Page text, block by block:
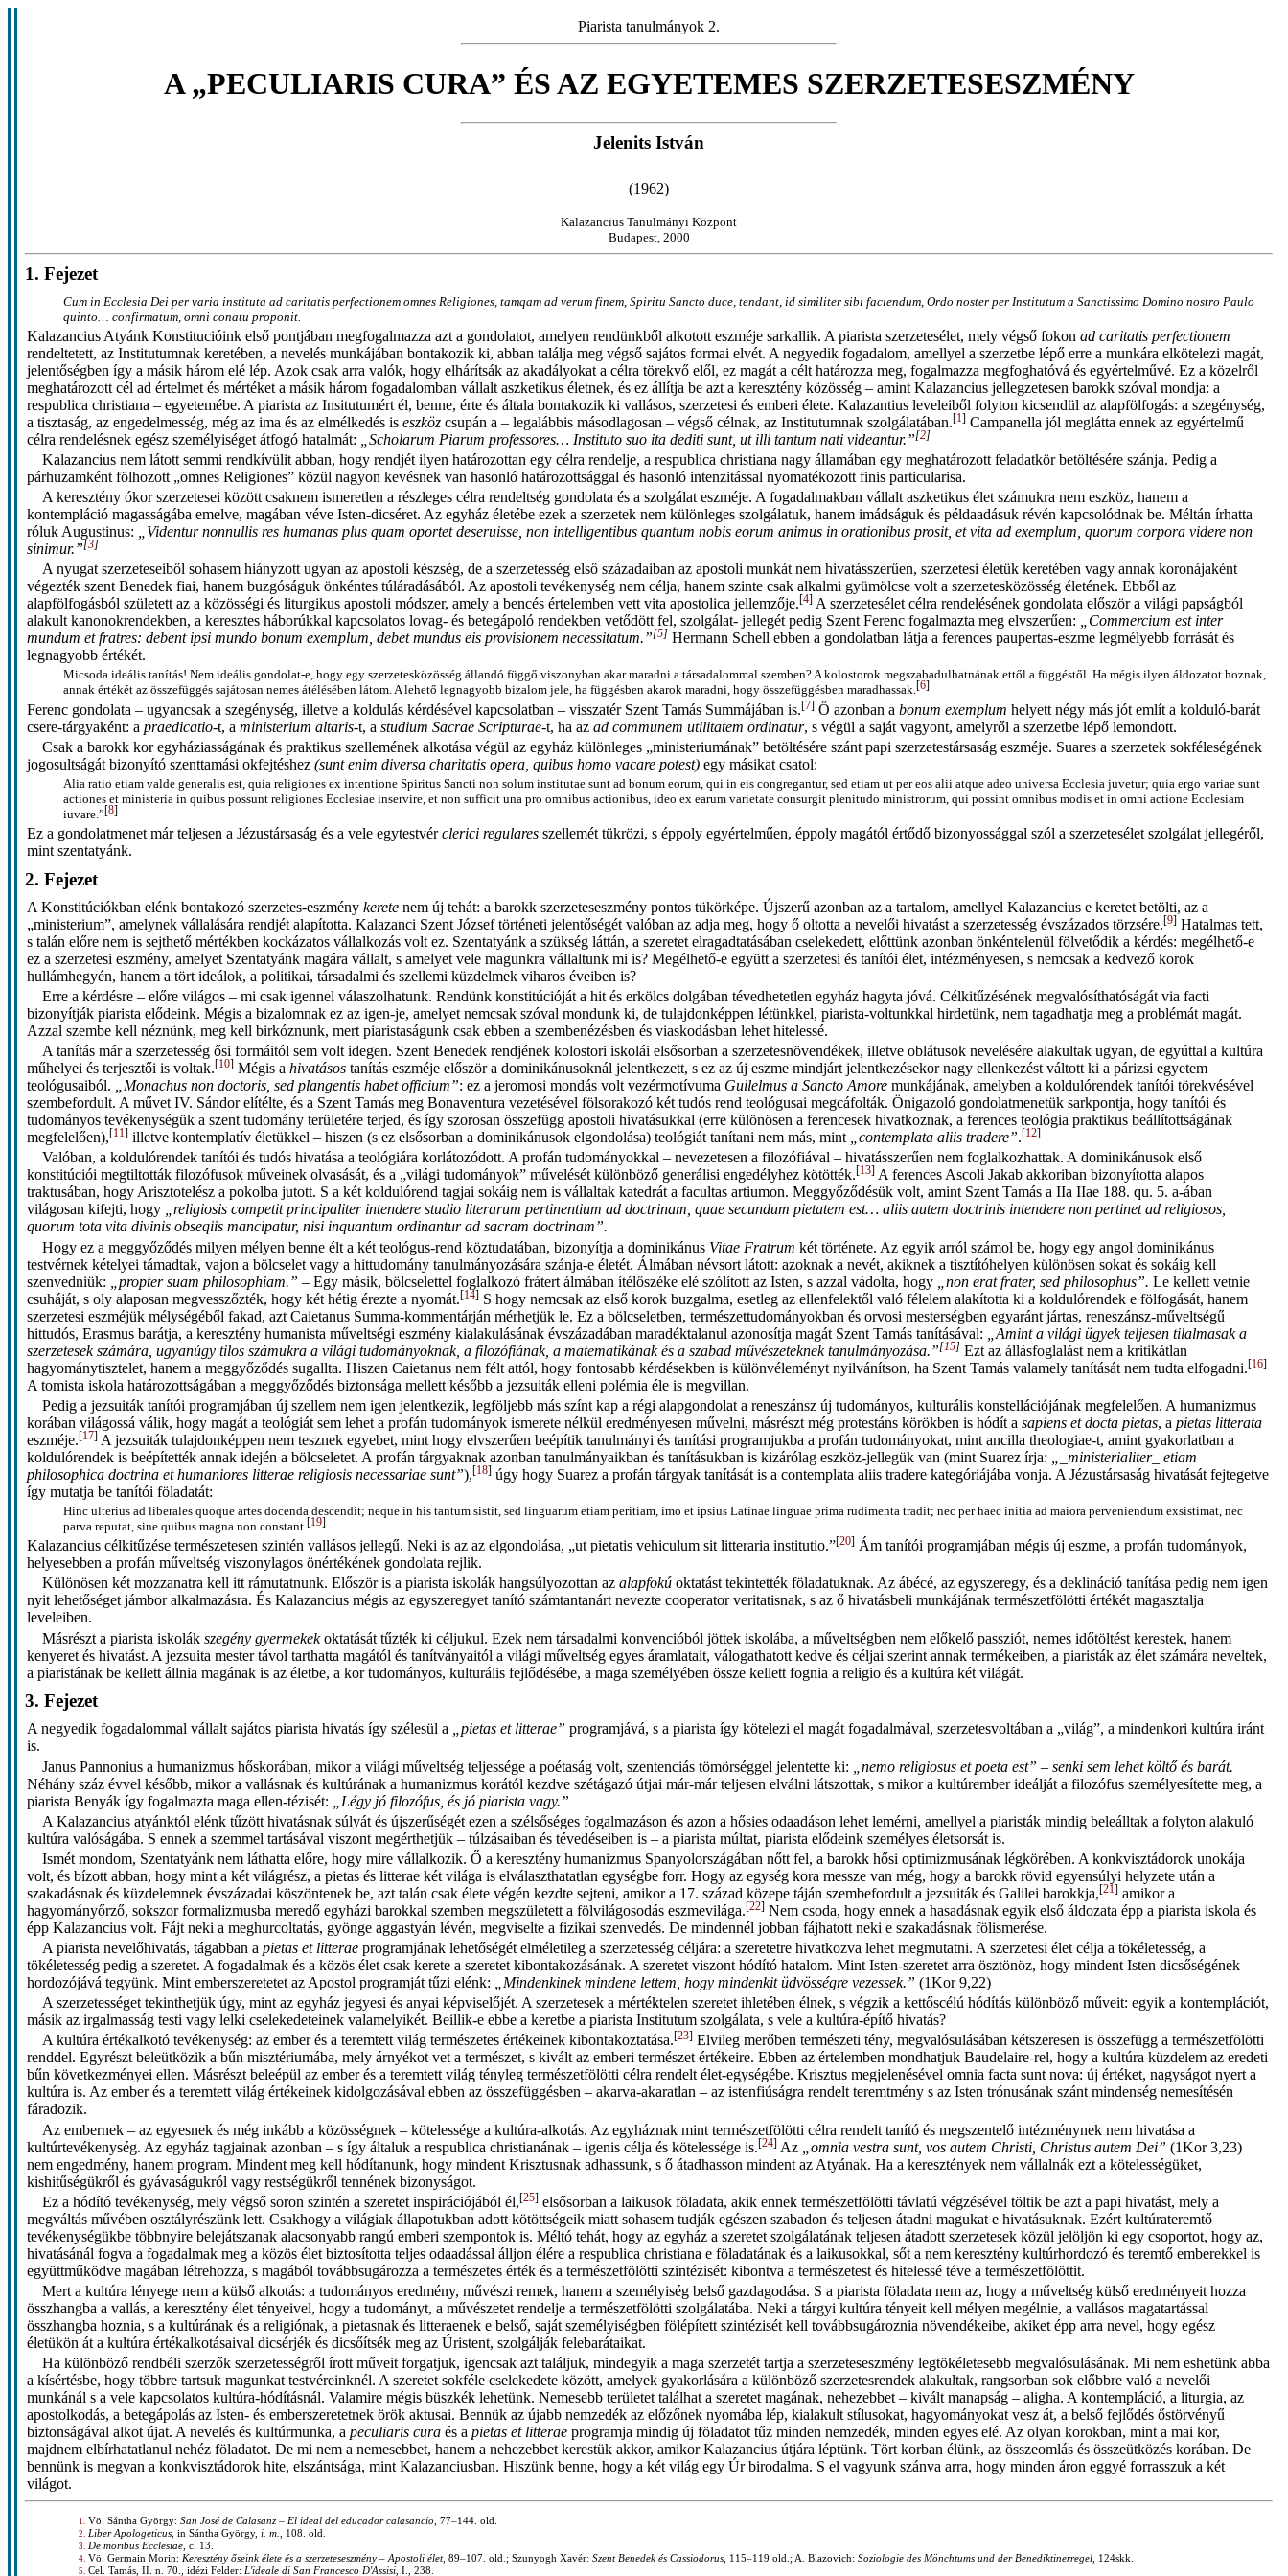
Piarista tanulmányok 2.
A „PECULIARIS CURA” ÉS AZ EGYETEMES SZERZETESESZMÉNY
Jelenits István
(1962)
Kalazancius Tanulmányi Központ
Budapest, 2000
1. Fejezet
Cum in Ecclesia Dei per varia instituta ad caritatis perfectionem omnes Religiones, tamqam ad verum finem, Spiritu Sancto duce, tendant, id similiter sibi faciendum, Ordo noster per Institutum a Sanctissimo Domino nostro Paulo
quinto… confirmatum, omni conatu proponit.
Kalazancius Atyánk Konstitucióink első pontjában megfogalmazza azt a gondolatot, amelyen rendünkből alkotott eszméje sarkallik. A piarista szerzetesélet, mely végső fokonad caritatis perfectionem
rendeltetett, az Institutumnak keretében, a nevelés munkájában bontakozik ki, abban találja meg végső sajátos formai elvét. A negyedik fogadalom, amellyel a szerzetbe lépő erre a munkára elkötelezi magát,
jelentőségben így a másik három elé lép. Azok csak arra valók, hogy elhárítsák az akadályokat a célra törekvő elől, ez magát a célt határozza meg, fogalmazza megfoghatóvá és egyértelművé. Ez a közelről
meghatározott cél ad értelmet és mértéket a másik három fogadalomban vállalt aszketikus életnek, és ez állítja be azt a keresztény közösség – amint Kalazancius jellegzetesen barokk szóval mondja: a
respublica christiana – egyetemébe. A piarista az Insitutumért él, benne, érte és általa bontakozik ki vallásos, szerzetesi és emberi élete. Kalazantius leveleiből folyton kicsendül az alapfölfogás: a szegénység,
a tisztaság, az engedelmesség, még az ima és az elmélkedés iseszköz csupán a – legalábbis másodlagosan – végső célnak, az Institutumnak szolgálatában.[1] Campanella jól meglátta ennek az egyértelmű
célra rendelésnek egész személyiséget átfogó hatalmát:
„Scholarum Piarum professores… Instituto suo ita dediti sunt, ut illi tantum nati videantur.”[2]
Kalazancius nem látott semmi rendkívülit abban, hogy rendjét ilyen határozottan egy célra rendelje, a respublica christiana nagy államában egy meghatározott feladatkör betöltésére szánja. Pedig a
párhuzamként fölhozott „omnes Religiones” közül nagyon kevésnek van hasonló határozottsággal és hasonló intenzitással nyomatékozott finis particularisa.
A keresztény ókor szerzetesei között csaknem ismeretlen a részleges célra rendeltség gondolata és a szolgálat eszméje. A fogadalmakban vállalt aszketikus élet számukra nem eszköz, hanem a
kontempláció magasságába emelve, magában véve Isten-dicséret. Az egyház életébe ezek a szerzetek nem különleges szolgálatuk, hanem imádságuk és példaadásuk révén kapcsolódnak be. Méltán írhatta
róluk Augustinus:
„Videntur nonnullis res humanas plus quam oportet deseruisse, non intelligentibus quantum nobis eorum animus in orationibus prosit, et vita ad exemplum, quorum corpora videre non
sinimur.”[3]
A nyugat szerzeteseiből sohasem hiányzott ugyan az apostoli készség, de a szerzetesség első századaiban az apostoli munkát nem hivatásszerűen, szerzetesi életük keretében vagy annak koronájaként
végezték szent Benedek fiai, hanem buzgóságuk önkéntes túláradásából. Az apostoli tevékenység nem célja, hanem szinte csak alkalmi gyümölcse volt a szerzetesközösség életének. Ebből az
alapfölfogásból született az a közösségi és liturgikus apostoli módszer, amely a bencés értelemben vett vita apostolica jellemzője.[4] A szerzetesélet célra rendelésének gondolata először a világi papságból
alakult kanonokrendekben, a keresztes háborúkkal kapcsolatos lovag- és betegápoló rendekben vetődött fel, szolgálat- jellegét pedig Szent Ferenc fogalmazta meg elvszerűen:
„Commercium est inter
mundum et fratres: debent ipsi mundo bonum exemplum, debet mundus eis provisionem necessitatum.”[5] Hermann Schell ebben a gondolatban látja a ferences paupertas-eszme legmélyebb forrását és
legnagyobb értékét.
Micsoda ideális tanítás! Nem ideális gondolat-e, hogy egy szerzetesközösség állandó függő viszonyban akar maradni a társadalommal szemben? A kolostorok megszabadulhatnának ettől a függéstől. Ha mégis ilyen áldozatot hoznak,
annak értékét az összefüggés sajátosan nemes átélésében látom. A lehető legnagyobb bizalom jele, ha függésben akarok maradni, hogy összefüggésben maradhassak.[6]
Ferenc gondolata – ugyancsak a szegénység, illetve a koldulás kérdésével kapcsolatban – visszatér Szent Tamás Summájában is.[7] Ő azonban abonum exemplum helyett négy más jót említ a kolduló-barát
csere-tárgyaként: apraedicatio-t, aministerium altaris-t, astudium Sacrae Scripturae-t, ha azad communem utilitatem ordinatur, s végül a saját vagyont, amelyről a szerzetbe lépő lemondott.
Csak a barokk kor egyháziasságának és praktikus szellemének alkotása végül az egyház különleges „ministeriumának” betöltésére szánt papi szerzetestársaság eszméje. Suares a szerzetek sokféleségének
jogosultságát bizonyító szenttamási okfejtéshez(sunt enim diversa charitatis opera, quibus homo vacare potest) egy másikat csatol:
Alia ratio etiam valde generalis est, quia religiones ex intentione Spiritus Sancti non solum institutae sunt ad bonum eorum, qui in eis congregantur, sed etiam ut per eos alii atque adeo universa Ecclesia juvetur; quia ergo variae sunt
actiones et ministeria in quibus possunt religiones Ecclesiae inservire, et non sufficit una pro omnibus actionibus, ideo ex earum varietate consurgit plenitudo ministrorum, qui possint omnibus modis et in omni actione Ecclesiam
iuvare.”[8]
Ez a gondolatmenet már teljesen a Jézustársaság és a vele egytestvérclerici regulares szellemét tükrözi, s éppoly egyértelműen, éppoly magától értődő bizonyossággal szól a szerzetesélet szolgálat jellegéről,
mint szentatyánk.
2. Fejezet
A Konstitúciókban elénk bontakozó szerzetes-eszménykerete nem új tehát: a barokk szerzeteseszmény pontos tükörképe. Újszerű azonban az a tartalom, amellyel Kalazancius e keretet betölti, az a
„ministerium”, amelynek vállalására rendjét alapította. Kalazanci Szent József történeti jelentőségét valóban az adja meg, hogy ő oltotta a nevelői hivatást a szerzetesség évszázados törzsére.[9] Hatalmas tett,
s talán előre nem is sejthető mértékben kockázatos vállalkozás volt ez. Szentatyánk a szükség láttán, a szeretet elragadtatásában cselekedett, előttünk azonban önkéntelenül fölvetődik a kérdés: megélhető-e
ez a szerzetesi eszmény, amelyet Szentatyánk magára vállalt, s amelyet vele magunkra vállaltunk mi is? Megélhető-e együtt a szerzetesi és tanítói élet, intézményesen, s nemcsak a kedvező korok
hullámhegyén, hanem a tört ideálok, a politikai, társadalmi és szellemi küzdelmek viharos éveiben is?
Erre a kérdésre – előre világos – mi csak igennel válaszolhatunk. Rendünk konstitúcióját a hit és erkölcs dolgában tévedhetetlen egyház hagyta jóvá. Célkitűzésének megvalósíthatóságát via facti
bizonyítják piarista elődeink. Mégis a bizalomnak ez az igen-je, amelyet nemcsak szóval mondunk ki, de tulajdonképpen létünkkel, piarista-voltunkkal hirdetünk, nem tagadhatja meg a problémát magát.
Azzal szembe kell néznünk, meg kell birkóznunk, mert piaristaságunk csak ebben a szembenézésben és viaskodásban lehet hitelessé.
A tanítás már a szerzetesség ősi formáitól sem volt idegen. Szent Benedek rendjének kolostori iskolái elsősorban a szerzetesnövendékek, illetve oblátusok nevelésére alakultak ugyan, de egyúttal a kultúra
műhelyei és terjesztői is voltak.[10] Mégis ahivatásos tanítás eszméje először a dominikánusoknál jelentkezett, s ez az új eszme mindjárt jelentkezésekor nagy ellenkezést váltott ki a párizsi egyetem
teológusaiból.
„Monachus non doctoris, sed plangentis habet officium”: ez a jeromosi mondás volt vezérmotívuma Guilelmus a Sancto Amore munkájának, amelyben a koldulórendek tanítói törekvésével
szembefordult. A művet IV. Sándor elítélte, és a Szent Tamás meg Bonaventura vezetésével fölsorakozó két tudós rend teológusai megcáfolták. Önigazoló gondolatmenetük sarkpontja, hogy tanítói és
tudományos tevékenységük a szent tudomány területére terjed, és így szorosan összefügg apostoli hivatásukkal (erre különösen a ferencesek hivatkoznak, a ferences teológia praktikus beállítottságának
megfelelően),[11] illetve kontemplatív életükkel – hiszen (s ez elsősorban a dominikánusok elgondolása) teológiát tanítani nem más, mint „contemplata aliis tradere”.[12]
Valóban, a koldulórendek tanítói és tudós hivatása a teológiára korlátozódott. A profán tudományokkal – nevezetesen a filozófiával – hivatásszerűen nem foglalkozhattak. A dominikánusok első
konstitúciói megtiltották filozófusok műveinek olvasását, és a „világi tudományok” művelését különböző generálisi engedélyhez kötötték.[13] A ferences Ascoli Jakab akkoriban bizonyította alapos
traktusában, hogy Arisztotelész a pokolba jutott. S a két koldulórend tagjai sokáig nem is vállaltak katedrát a facultas artiumon. Meggyőződésük volt, amint Szent Tamás a IIa IIae 188. qu. 5. a-ában
világosan kifejti, hogy „religiosis competit principaliter intendere studio literarum pertinentium ad doctrinam, quae secundum pietatem est… aliis autem doctrinis intendere non pertinet ad religiosos,
quorum tota vita divinis obseqiis mancipatur, nisi inquantum ordinantur ad sacram doctrinam”.
Hogy ez a meggyőződés milyen mélyen benne élt a két teológus-rend köztudatában, bizonyítja a dominikánus Vitae Fratrum két története. Az egyik arról számol be, hogy egy angol dominikánus
testvérnek kételyei támadtak, vajon a bölcselet vagy a hittudomány tanulmányozására szánja-e életét. Álmában névsort látott: azoknak a nevét, akiknek a tisztítóhelyen különösen sokat és sokáig kell
szenvedniük:
„propter suam philosophiam.” – Egy másik, bölcselettel foglalkozó frátert álmában ítélőszéke elé szólított az Isten, s azzal vádolta, hogy „non erat frater, sed philosophus”. Le kellett vetnie
csuháját, s oly alaposan megvesszőzték, hogy két hétig érezte a nyomát.[14] S hogy nemcsak az első korok buzgalma, esetleg az ellenfelektől való félelem alakította ki a koldulórendek e fölfogását, hanem
szerzetesi eszméjük mélységéből fakad, azt Caietanus Summa-kommentárján mérhetjük le. Ez a bölcseletben, természettudományokban és orvosi mesterségben egyaránt jártas, reneszánsz-műveltségű
hittudós, Erasmus barátja, a keresztény humanista műveltségi eszmény kialakulásának évszázadában maradéktalanul azonosítja magát Szent Tamás tanításával:
„Amint a világi ügyek teljesen tilalmasak a
szerzetesek számára, ugyanúgy tilos számukra a világi tudományoknak, a filozófiának, a matematikának és a szabad művészeteknek tanulmányozása.”[15] Ezt az állásfoglalást nem a kritikátlan
hagyománytisztelet, hanem a meggyőződés sugallta. Hiszen Caietanus nem félt attól, hogy fontosabb kérdésekben is különvéleményt nyilvánítson, ha Szent Tamás valamely tanítását nem tudta elfogadni.[16]
A tomista iskola határozottságában a meggyőződés biztonsága mellett később a jezsuiták elleni polémia éle is megvillan.
Pedig a jezsuiták tanítói programjában új szellem nem igen jelentkezik, legföljebb más színt kap a régi alapgondolat a reneszánsz új tudományos, kulturális konstellációjának megfelelően. A humanizmus
korában világossá válik, hogy magát a teológiát sem lehet a profán tudományok ismerete nélkül eredményesen művelni, másrészt még protestáns körökben is hódít asapiens et docta pietas, apietas litterata
eszméje.[17] A jezsuiták tulajdonképpen nem tesznek egyebet, mint hogy elvszerűen beépítik tanulmányi és tanítási programjukba a profán tudományokat, mint ancilla theologiae-t, amint gyakorlatban a
koldulórendek is beépítették annak idején a bölcseletet. A profán tárgyaknak azonban tanulmányaikban és tanításukban is kizárólag eszköz-jellegük van (mint Suarez írja:
„_ministerialiter_ etiam
philosophica doctrina et humaniores litterae religiosis necessariae sunt”),[18] úgy hogy Suarez a profán tárgyak tanítását is a contemplata aliis tradere kategóriájába vonja. A Jézustársaság hivatását fejtegetve
így mutatja be tanítói föladatát:
Hinc ulterius ad liberales quoque artes docenda descendit; neque in his tantum sistit, sed linguarum etiam peritiam, imo et ipsius Latinae linguae prima rudimenta tradit; nec per haec initia ad maiora perveniendum exsistimat, nec
parva reputat, sine quibus magna non constant.[19]
Kalazancius célkitűzése természetesen szintén vallásos jellegű. Neki is az az elgondolása, „ut pietatis vehiculum sit litteraria institutio.”[20] Ám tanítói programjában mégis új eszme, a profán tudományok,
helyesebben a profán műveltség viszonylagos önértékének gondolata rejlik.
Különösen két mozzanatra kell itt rámutatnunk. Először is a piarista iskolák hangsúlyozottan azalapfokú oktatást tekintették föladatuknak. Az ábécé, az egyszeregy, és a deklináció tanítása pedig nem igen
nyit lehetőséget jámbor alkalmazásra. És Kalazancius mégis az egyszeregyet tanító számtantanárt nevezte cooperator veritatisnak, s az ő hivatásbeli munkájának természetfölötti értékét magasztalja
leveleiben.
Másrészt a piarista iskolákszegény gyermekekoktatását tűzték ki céljukul. Ezek nem társadalmi konvencióból jöttek iskolába, a műveltségben nem előkelő passziót, nemes időtöltést kerestek, hanem
kenyeret és hivatást. A jezsuita mester távol tarthatta magától és tanítványaitól a világi műveltség egyes áramlatait, válogathatott kedve és céljai szerint annak termékeiben, a piaristák az élet számára neveltek,
a piaristának be kellett állnia magának is az életbe, a kor tudományos, kulturális fejlődésébe, a maga személyében össze kellett fognia a religio és a kultúra két világát.
3. Fejezet
A negyedik fogadalommal vállalt sajátos piarista hivatás így szélesül a „pietas et litterae” programjává, s a piarista így kötelezi el magát fogadalmával, szerzetesvoltában a „világ”, a mindenkori kultúra iránt
is.
Janus Pannonius a humanizmus hőskorában, mikor a világi műveltség teljessége a poétaság volt, szentenciás tömörséggel jelentette ki:
„nemo religiosus et poeta est” – senki sem lehet költő és barát.
Néhány száz évvel később, mikor a vallásnak és kultúrának a humanizmus korától kezdve szétágazó útjai már-már teljesen elválni látszottak, s mikor a kultúrember ideálját a filozófus személyesítette meg, a
piarista Benyák így fogalmazta maga ellen-tézisét:
„Légy jó filozófus, és jó piarista vagy.”
A Kalazancius atyánktól elénk tűzött hivatásnak súlyát és újszerűségét ezen a szélsőséges fogalmazáson és azon a hősies odaadáson lehet lemérni, amellyel a piaristák mindig beleálltak a folyton alakuló
kultúra valóságába. S ennek a szemmel tartásával viszont megérthetjük – túlzásaiban és tévedéseiben is – a piarista múltat, piarista elődeink személyes életsorsát is.
Ismét mondom, Szentatyánk nem láthatta előre, hogy mire vállalkozik. Ő a keresztény humanizmus Spanyolországában nőtt fel, a barokk hősi optimizmusának légkörében. A konkvisztádorok unokája
volt, és bízott abban, hogy mint a két világrész, a pietas és litterae két világa is elválaszthatatlan egységbe forr. Hogy az egység kora messze van még, hogy a barokk rövid egyensúlyi helyzete után a
szakadásnak és küzdelemnek évszázadai köszöntenek be, azt talán csak élete végén kezdte sejteni, amikor a 17. század közepe táján szembefordult a jezsuiták és Galilei barokkja,[21] amikor a
hagyományőrző, sokszor formalizmusba meredő egyházi barokkal szemben megszületett a fölvilágosodás eszmevilága.[22] Nem csoda, hogy ennek a hasadásnak egyik első áldozata épp a piarista iskola és
épp Kalazancius volt. Fájt neki a meghurcoltatás, gyönge aggastyán lévén, megviselte a fizikai szenvedés. De mindennél jobban fájhatott neki e szakadásnak fölismerése.
A piarista nevelőhivatás, tágabban apietas et litterae programjának lehetőségét elméletileg a szerzetesség céljára: a szeretetre hivatkozva lehet megmutatni. A szerzetesi élet célja a tökéletesség, a
tökéletesség pedig a szeretet. A fogadalmak és a közös élet csak kerete a szeretet kibontakozásának. A szeretet viszont hódító hatalom. Mint Isten-szeretet arra ösztönöz, hogy mindent Isten dicsőségének
hordozójává tegyünk. Mint emberszeretetet az Apostol programját tűzi elénk:
„Mindenkinek mindene lettem, hogy mindenkit üdvösségre vezessek.” (1Kor 9,22)
A szerzetességet tekinthetjük úgy, mint az egyház jegyesi és anyai képviselőjét. A szerzetesek a mértéktelen szeretet ihletében élnek, s végzik a kettőscélú hódítás különböző műveit: egyik a kontemplációt,
másik az irgalmasság testi vagy lelki cselekedeteinek valamelyikét. Beillik-e ebbe a keretbe a piarista Institutum szolgálata, s vele a kultúra-építő hivatás?
A kultúra értékalkotó tevékenység: az ember és a teremtett világ természetes értékeinek kibontakoztatása.[23] Elvileg merőben természeti tény, megvalósulásában kétszeresen is összefügg a természetfölötti
renddel. Egyrészt beleütközik a bűn misztériumába, mely árnyékot vet a természet, s kivált az emberi természet értékeire. Ebben az értelemben mondhatjuk Baudelaire-rel, hogy a kultúra küzdelem az eredeti
bűn következményei ellen. Másrészt beleépül az ember és a teremtett világ tényleg természetfölötti célra rendelt élet-egységébe. Krisztus megjelenésével omnia facta sunt nova: új értéket, nagyságot nyert a
kultúra is. Az ember és a teremtett világ értékeinek kidolgozásával ebben az összefüggésben – akarva-akaratlan – az istenfiúságra rendelt teremtmény s az Isten trónusának szánt mindenség nemesítésén
fáradozik.
Az embernek – az egyesnek és még inkább a közösségnek – kötelessége a kultúra-alkotás. Az egyháznak mint természetfölötti célra rendelt tanító és megszentelő intézménynek nem hivatása a
kultúrtevékenység. Az egyház tagjainak azonban – s így általuk a respublica christianának – igenis célja és kötelessége is.[24] Az „omnia vestra sunt, vos autem Christi, Christus autem Dei” (1Kor 3,23)
nem engedmény, hanem program. Mindent meg kell hódítanunk, hogy mindent Krisztusnak adhassunk, s ő átadhasson mindent az Atyának. Ha a keresztények nem vállalnák ezt a kötelességüket,
kishitűségükről és gyávaságukról vagy restségükről tennének bizonyságot.
Ez a hódító tevékenység, mely végső soron szintén a szeretet inspirációjából él,[25] elsősorban a laikusok föladata, akik ennek természetfölötti távlatú végzésével töltik be azt a papi hivatást, mely a
megváltás művében osztályrészünk lett. Csakhogy a világiak állapotukban adott kötöttségeik miatt sohasem tudják egészen szabadon és teljesen átadni magukat e hivatásuknak. Ezért kultúrateremtő
tevékenységükbe többnyire belejátszanak alacsonyabb rangú emberi szempontok is. Méltó tehát, hogy az egyház a szeretet szolgálatának teljesen átadott szerzetesek közül jelöljön ki egy csoportot, hogy az,
hivatásánál fogva a fogadalmak meg a közös élet biztosította teljes odaadással álljon élére a respublica christiana e föladatának és a laikusokkal, sőt a nem keresztény kultúrhordozó és teremtő emberekkel is
együttműködve magában létrehozza, s magából továbbsugározza a természetes érték és a természetfölötti szintézisét: kibontva a természetest és hitelessé téve a természetfölöttit.
Mert a kultúra lényege nem a külső alkotás: a tudományos eredmény, művészi remek, hanem a személyiség belső gazdagodása. S a piarista föladata nem az, hogy a műveltség külső eredményeit hozza
összhangba a vallás, a keresztény élet tényeivel, hogy a tudományt, a művészetet rendelje a természetfölötti szolgálatába. Neki a tárgyi kultúra tényeit kell mélyen megélnie, a vallásos magatartással
összhangba hoznia, s a kultúrának és a religiónak, a pietasnak és litteraenek e belső, saját személyiségben fölépített szintézisét kell továbbsugároznia növendékeibe, akiket épp arra nevel, hogy egész
életükön át a kultúra értékalkotásaival dicsérjék és dicsőítsék meg az Úristent, szolgálják felebarátaikat.
Ha különböző rendbéli szerzők szerzetességről írott műveit forgatjuk, igencsak azt találjuk, mindegyik a maga szerzetét tartja a szerzeteseszmény legtökéletesebb megvalósulásának. Mi nem eshetünk abba
a kísértésbe, hogy többre tartsuk magunkat testvéreinknél. A szeretet sokféle cselekedete között, amelyek gyakorlására a különböző szerzetesrendek alakultak, rangsorban sok előbbre való a nevelői
munkánál s a vele kapcsolatos kultúra-hódításnál. Valamire mégis büszkék lehetünk. Nemesebb területet találhat a szeretet magának, nehezebbet – kivált manapság – aligha. A kontempláció, a liturgia, az
apostolkodás, a betegápolás az Isten- és emberszeretetnek örök aktusai. Bennük az újabb nemzedék az előzőnek nyomába lép, kialakult stílusokat, hagyományokat vesz át, a belső fejlődés őstörvényű
biztonságával alkot újat. A nevelés és kultúrmunka, apeculiaris cura és apietas et litterae programja mindig új föladatot tűz minden nemzedék, minden egyes elé. Az olyan korokban, mint a mai kor,
majdnem elbírhatatlanul nehéz föladatot. De mi nem a nemesebbet, hanem a nehezebbet kerestük akkor, amikor Kalazancius útjára léptünk. Tört korban élünk, az összeomlás és összeütközés korában. De
bennünk is megvan a konkvisztádorok hite, elszántsága, mint Kalazanciusban. Hiszünk benne, hogy a két világ egy Úr birodalma. S el vagyunk szánva arra, hogy minden áron eggyé forrasszuk a két
világot.
1. Vö. Sántha György:San José de Calasanz – El ideal del educador calasancio , 77–144. old.
2. Liber Apologeticus , in Sántha György,i. m. , 108. old.
3. De moribus Ecclesiae , c. 13.
4. Vö. Germain Morin: Keresztény őseink élete és a szerzeteseszmény – Apostoli élet, 89–107. old.; Szunyogh Xavér:Szent Benedek és Cassiodorus , 115–119 old.; A. Blazovich:Soziologie des Mönchtums und der Benediktinerregel , 124skk.
5. Cel. Tamás, II. n. 70., idézi Felder:L'ideale di San Francesco D'Assisi, I., 238.